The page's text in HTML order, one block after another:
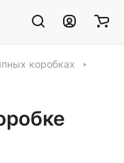
коробках